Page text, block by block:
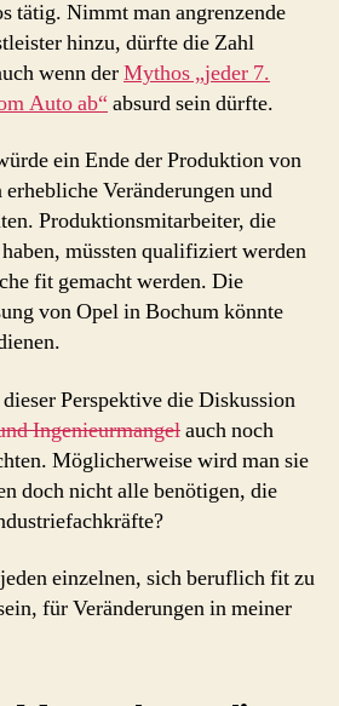
tätig. Nimmt man angrenzende
hinzu, dürfte die Zahl
wenn derMythos „jeder 7.
Auto ab“absurd sein dürfte.
ein Ende der Produktion von
Veränderungen und
Produktionsmitarbeiter, die
müssten qualifiziert werden
fit gemacht werden. Die
von Opel in Bochum könnte
Perspektive die Diskussion
Ingenieurmangelauch noch
Möglicherweise wird man sie
doch nicht alle benötigen, die
einzelnen, sich beruflich fit zu
für Veränderungen in meiner